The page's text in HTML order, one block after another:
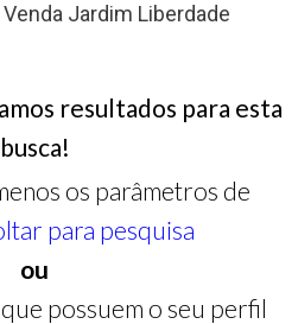
Jardim Liberdade
resultados para esta
busca!
os parâmetros de
para pesquisa
ou
possuem o seu perfil